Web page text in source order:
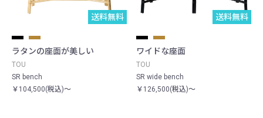
送料無料
ラタンの座面が美しい
TOU
SR bench
￥104,500(税込)～
送料無料
ワイドな座面
TOU
SR wide bench
￥126,500(税込)～